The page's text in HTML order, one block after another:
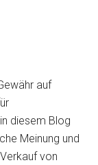
auf
diesem Blog
Meinung und
von